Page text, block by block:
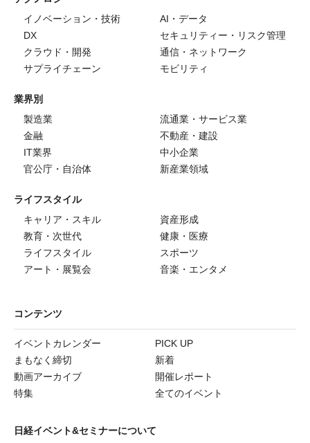
イノベーション・技術
AI・データ
DX
セキュリティー・リスク管理
クラウド・開発
通信・ネットワーク
サプライチェーン
モビリティ
業界別
製造業
流通業・サービス業
金融
不動産・建設
IT業界
中小企業
官公庁・自治体
新産業領域
ライフスタイル
キャリア・スキル
資産形成
教育・次世代
健康・医療
ライフスタイル
スポーツ
アート・展覧会
音楽・エンタメ
コンテンツ
イベントカレンダー
PICK UP
まもなく締切
新着
動画アーカイブ
開催レポート
特集
全てのイベント
日経イベント&セミナーについて